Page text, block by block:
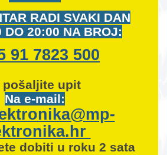
RADI SVAKI DAN
DO 20:00 NA BROJ:
91 7823 500
pošaljite upit
Na e-mail:
dobiti u roku 2 sata